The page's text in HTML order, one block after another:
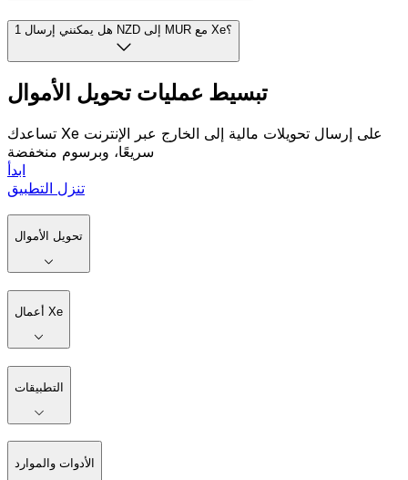
هل يمكنني إرسال 1 NZD إلى MUR مع Xe؟
تبسيط عمليات تحويل الأموال
تساعدك Xe على إرسال تحويلات مالية إلى الخارج عبر الإنترنت
سريعًا، وبرسوم منخفضة
ابدأ
تنزل التطبيق
تحويل الأموال
أعمال Xe
التطبيقات
الأدوات والموارد